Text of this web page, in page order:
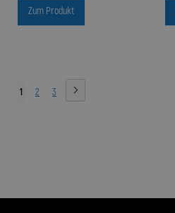
Zum Produkt
1 2 3